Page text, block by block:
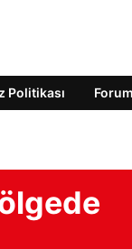
Politikası Forum